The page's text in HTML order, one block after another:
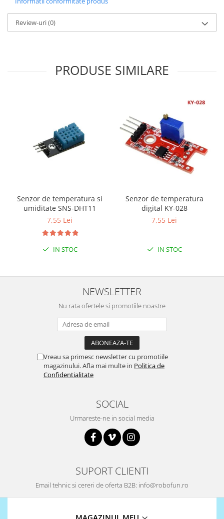
Curent
Radar
Sonar
Surse de alimentare
Regulator Step-Down Step-Up
2.4Ghz
Review-uri(0)
PRODUSE SIMILARE
Senzor de temperatura si
umiditate SNS-DHT11
7,55 Lei
IN STOC
Senzor de temperatura
digital KY-028
7,55 Lei
IN STOC
NEWSLETTER
Nu rata ofertele si promotiile noastre
Vreau sa primesc newsletter cu promotiile
magazinului. Afla mai multe in Politica de
Confidentialitate
SOCIAL
Urmareste-ne in social media
SUPORT CLIENTI
Email tehnic si cereri de oferta B2B: info@robofun.ro